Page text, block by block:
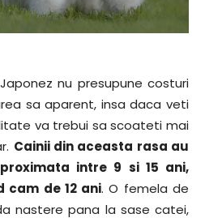
nu presupune costuri
sa aparent, insa daca veti
va trebui sa scoateti mai
Cainii din aceasta rasa au
intre 9 si 15 ani,
cam de 12 ani. O femela de
nastere pana la sase catei,